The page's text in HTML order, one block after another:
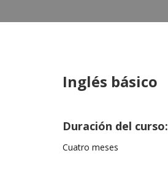
Inglés básico
Duración del curso:
Cuatro meses